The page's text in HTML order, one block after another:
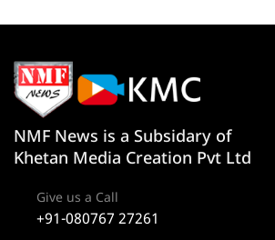
NMF News is a Subsidary of
Khetan Media Creation Pvt Ltd
Give us a Call
+91-080767 27261